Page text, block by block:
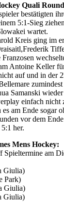
Quali
bestätigten
5:1-Sieg
wartet.
Kreis ging im
Antoine Keller
auf und in der
Samanski
einfach nicht
am Ende sogar
vor dem
her.
Mens Hockey:
am
Giulia)
Park)
Giulia)
Giulia)